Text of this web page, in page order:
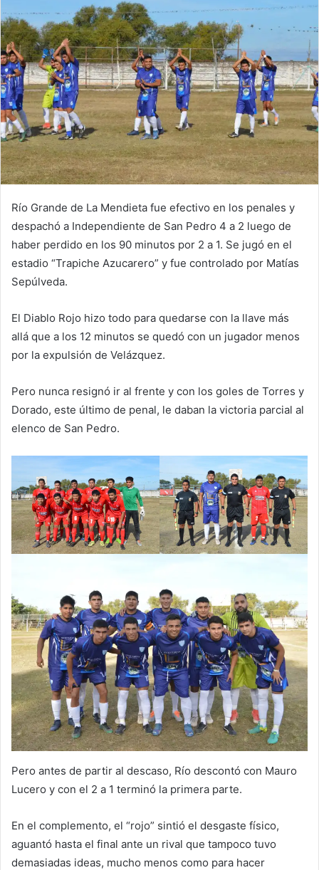
Río Grande de La Mendieta fue efectivo en los penales y
despachó a Independiente de San Pedro 4 a 2 luego de
haber perdido en los 90 minutos por 2 a 1. Se jugó en el
estadio “Trapiche Azucarero” y fue controlado por Matías
Sepúlveda.
El Diablo Rojo hizo todo para quedarse con la llave más
allá que a los 12 minutos se quedó con un jugador menos
por la expulsión de Velázquez.
Pero nunca resignó ir al frente y con los goles de Torres y
Dorado, este último de penal, le daban la victoria parcial al
elenco de San Pedro.
Pero antes de partir al descaso, Río descontó con Mauro
Lucero y con el 2 a 1 terminó la primera parte.
En el complemento, el “rojo” sintió el desgaste físico,
aguantó hasta el final ante un rival que tampoco tuvo
demasiadas ideas, mucho menos como para hacer